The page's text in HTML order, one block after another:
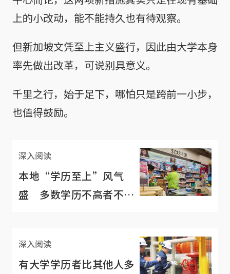
上的小改动，能不能持久也有待观察。
但新加坡文凭至上主义盛行，因此由大学本身
率先做出改革，可说别具意义。
千里之行，始于足下，哪怕只是跨前一小步，
也值得鼓励。
深入阅读
本地“学历至上”风气
盛 多数学历不高者不认
深入阅读
有大学学历者比其他人多